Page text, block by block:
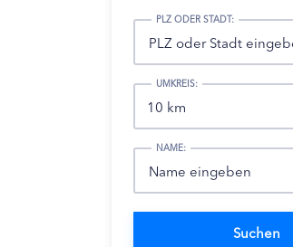
PLZ ODER STADT:
UMKREIS:
NAME: